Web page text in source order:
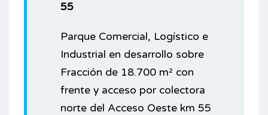
55
Parque Comercial, Logístico e
Industrial en desarrollo sobre
Fracción de 18.700 m² con
frente y acceso por colectora
norte del Acceso Oeste km 55